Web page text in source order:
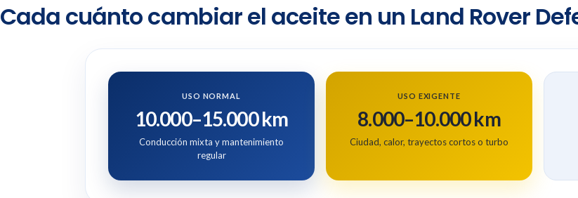
Cada cuánto cambiar el aceite en un Land Rover
USO NORMAL
10.000–15.000 km
Conducción mixta y mantenimiento
regular
USO EXIGENTE
8.000–10.000 km
Ciudad, calor, trayectos cortos o turbo